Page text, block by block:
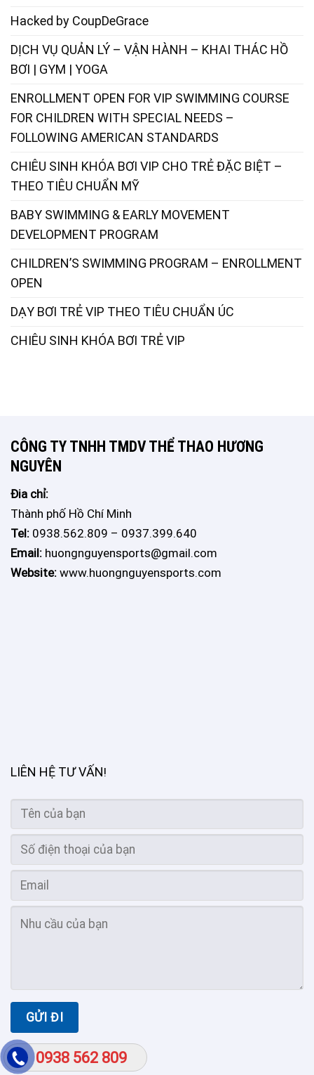
0938 562 809
Hacked by CoupDeGrace
DỊCH VỤ QUẢN LÝ – VẬN HÀNH – KHAI THÁC HỒ
BƠI | GYM | YOGA
ENROLLMENT OPEN FOR VIP SWIMMING COURSE
FOR CHILDREN WITH SPECIAL NEEDS –
FOLLOWING AMERICAN STANDARDS
CHIÊU SINH KHÓA BƠI VIP CHO TRẺ ĐẶC BIỆT –
THEO TIÊU CHUẨN MỸ
BABY SWIMMING & EARLY MOVEMENT
DEVELOPMENT PROGRAM
CHILDREN’S SWIMMING PROGRAM – ENROLLMENT
OPEN
DẠY BƠI TRẺ VIP THEO TIÊU CHUẨN ÚC
CHIÊU SINH KHÓA BƠI TRẺ VIP
CÔNG TY TNHH TMDV THỂ THAO HƯƠNG
NGUYÊN
Đia chỉ:
Thành phố Hồ Chí Minh
Tel: 0938.562.809 – 0937.399.640
Email: huongnguyensports@gmail.com
Website: www.huongnguyensports.com
LIÊN HỆ TƯ VẤN!